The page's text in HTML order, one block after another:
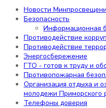
Библиотека
Бассейн
Электронная приемная
Структура сайта
РДДМ «Движение
Наши звёздочки!
ВАКАНСИИ
Самодиагностика
Охрана труда
Цифровая
Новости
Безопасность
Информационная
Противодействие
Противодействие
Энергосбережение
ГТО - готов к труду и
Противопожарная
Организация отдыха и
молодежи Приморского
Телефоны доверия